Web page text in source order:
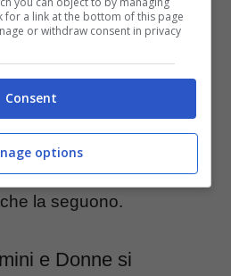
non vuole né farlo
sminuirlo, ma dargli il
come gesto di
sensibilizzare le
la seguono.
e Donne si
a link at the bottom of this page
or withdraw consent in privacy
Consent
options